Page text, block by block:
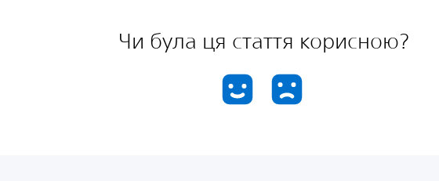
Чи була ця стаття корисною?